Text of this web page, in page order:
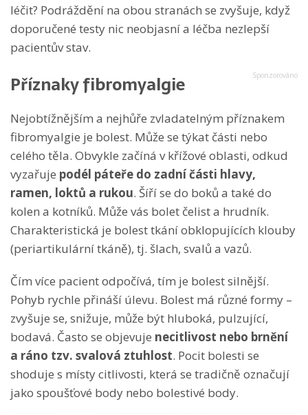
léčit? Podráždění na obou stranách se zvyšuje, když
doporučené testy nic neobjasní a léčba nezlepší
pacientův stav.
Příznaky fibromyalgie
Nejobtížnějším a nejhůře zvladatelným příznakem
fibromyalgie je bolest. Může se týkat části nebo
celého těla. Obvykle začíná v křížové oblasti, odkud
vyzařuje podél páteře do zadní části hlavy,
ramen, loktů a rukou. Šíří se do boků a také do
kolen a kotníků. Může vás bolet čelist a hrudník.
Charakteristická je bolest tkání obklopujících klouby
(periartikulární tkáně), tj. šlach, svalů a vazů.
Čím více pacient odpočívá, tím je bolest silnější.
Pohyb rychle přináší úlevu. Bolest má různé formy –
zvyšuje se, snižuje, může být hluboká, pulzující,
bodavá. Často se objevuje necitlivost nebo brnění
a ráno tzv. svalová ztuhlost. Pocit bolesti se
shoduje s místy citlivosti, která se tradičně označují
jako spoušťové body nebo bolestivé body.